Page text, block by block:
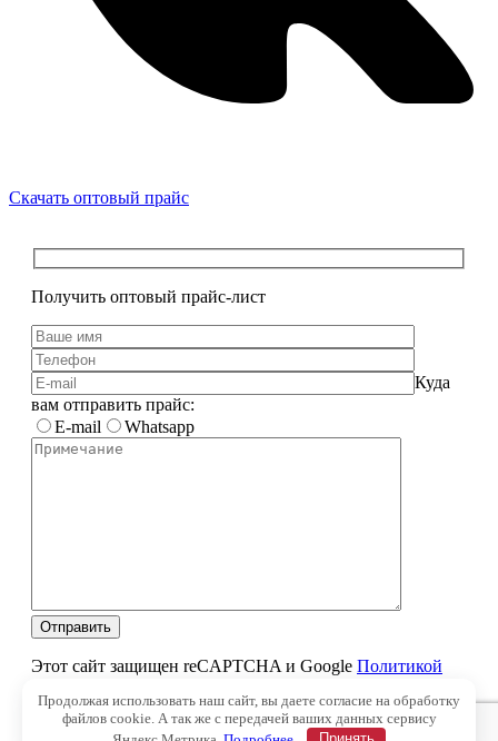
Скачать оптовый прайс
Получить оптовый прайс-лист
Куда
вам отправить прайс:
E-mail
Whatsapp
Этот сайт защищен reCAPTCHA и Google Политикой
Нажимая Отправить, даюсогласие на обработку
персональных данных.
Продолжая использовать наш сайт, вы даете согласие на обработку
файлов cookie. А так же с передачей ваших данных сервису